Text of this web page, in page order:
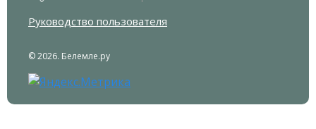
Руководство пользователя
© 2026. Белемле.ру